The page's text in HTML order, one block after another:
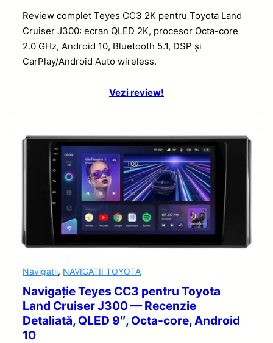
Review complet Teyes CC3 2K pentru Toyota Land
Cruiser J300: ecran QLED 2K, procesor Octa-core
2.0 GHz, Android 10, Bluetooth 5.1, DSP și
CarPlay/Android Auto wireless.
Vezi review!
Navigatii, NAVIGATII TOYOTA
Navigație Teyes CC3 pentru Toyota
Land Cruiser J300 — Recenzie
Detaliată, QLED 9″, Octa-core, Android
10